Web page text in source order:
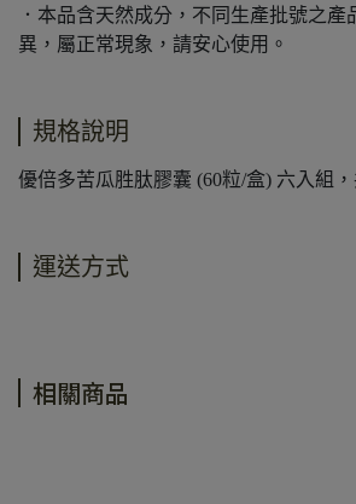
．本品含天然成分，不同生產批號之產
異，屬正常現象，請安心使用。
規格說明
優倍多苦瓜胜肽膠囊 (60粒/盒) 六入組，
運送方式
相關商品